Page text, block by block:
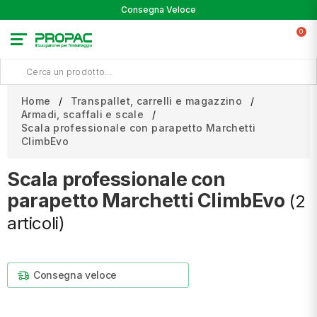
0
Consegna Veloce
Home
Transpallet, carrelli e magazzino
Armadi, scaffali e scale
Scala professionale con parapetto Marchetti
ClimbEvo
Scala professionale con
parapetto Marchetti ClimbEvo (2
articoli)
Consegna veloce